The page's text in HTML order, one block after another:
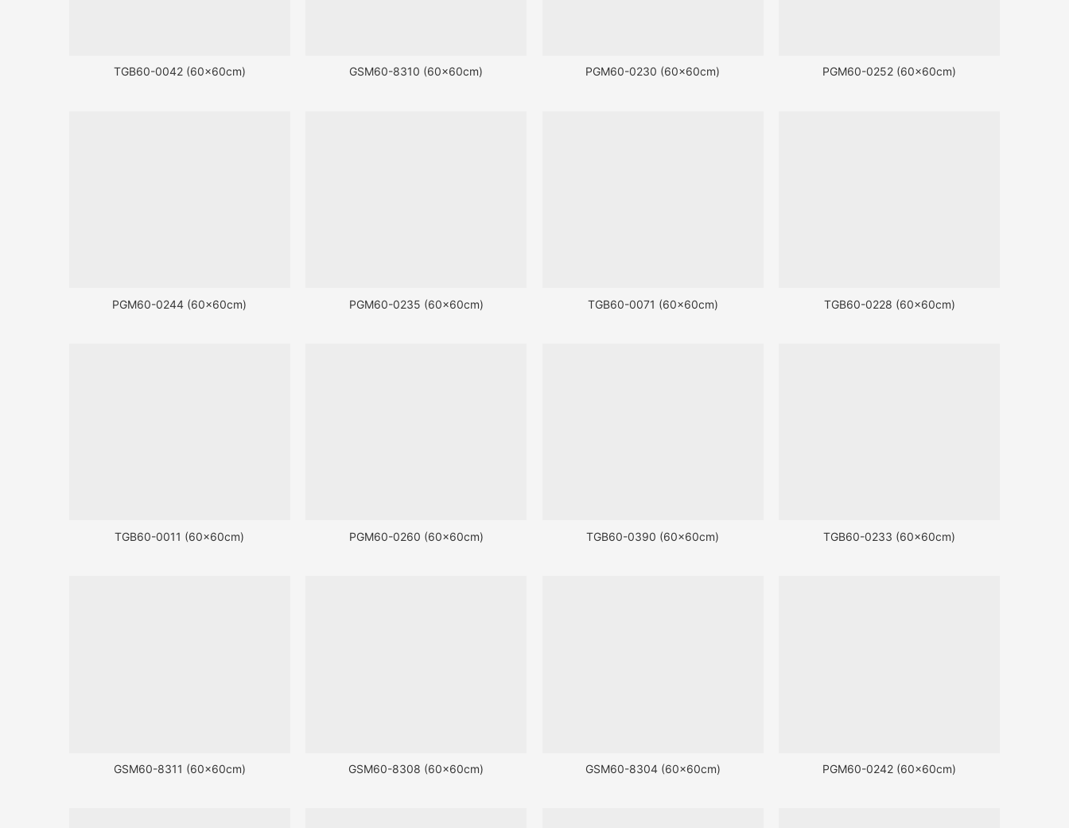
TGB60-0042 (60x60cm) GSM60-8310 (60x60cm) PGM60-0230 (60x60cm) PGM60-0252 (60x60cm)
PGM60-0244 (60x60cm) PGM60-0235 (60x60cm) TGB60-0071 (60x60cm) TGB60-0228 (60x60cm)
TGB60-0011 (60x60cm) PGM60-0260 (60x60cm) TGB60-0390 (60x60cm) TGB60-0233 (60x60cm)
GSM60-8311 (60x60cm) GSM60-8308 (60x60cm) GSM60-8304 (60x60cm) PGM60-0242 (60x60cm)